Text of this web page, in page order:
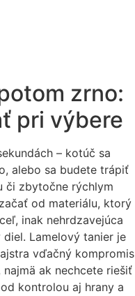
zrno:
pri výbere
– kotúč sa
alebo sa budete trápiť
či zbytočne rýchlym
od materiálu, ktorý
inak nehrdzavejúca
Lamelový tanier je
vďačný kompromis
ak nechcete riešiť
kontrolou aj hrany a